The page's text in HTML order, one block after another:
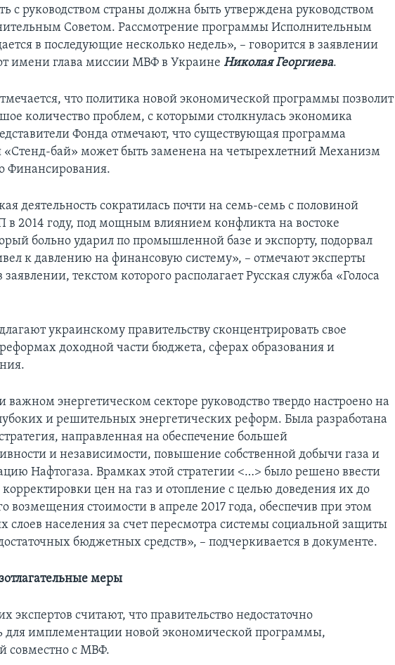
с руководством страны должна быть утверждена руководством
Советом. Рассмотрение программы Исполнительным
в последующие несколько недель», – говорится в заявлении
имени глава миссии МВФ в Украине Николая Георгиева.
что политика новой экономической программы позволит
количество проблем, с которыми столкнулась экономика
Фонда отмечают, что существующая программа
«Стенд-бай» может быть заменена на четырехлетний Механизм
Финансирования.
деятельность сократилась почти на семь-семь с половиной
в 2014 году, под мощным влиянием конфликта на востоке
больно ударил по промышленной базе и экспорту, подорвал
к давлению на финансовую систему», – отмечают эксперты
текстом которого располагает Русская служба «Голоса
украинскому правительству сконцентрировать свое
доходной части бюджета, сферах образования и
важном энергетическом секторе руководство твердо настроено на
и решительных энергетических реформ. Была разработана
направленная на обеспечение большей
и независимости, повышение собственной добычи газа и
Нафтогаза. Врамках этой стратегии <…> было решено ввести
цен на газ и отопление с целью доведения их до
возмещения стоимости в апреле 2017 года, обеспечив при этом
слоев населения за счет пересмотра системы социальной защиты
бюджетных средств», – подчеркивается в документе.
меры
экспертов считают, что правительство недостаточно
для имплементации новой экономической программы,
совместно с МВФ.